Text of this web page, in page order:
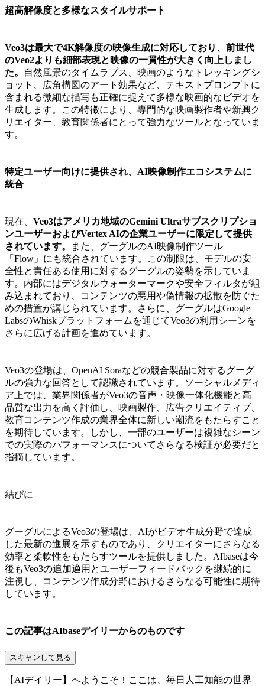
超高解像度と多様なスタイルサポート
Veo3は最大で4K解像度の映像生成に対応しており、前世代
のVeo2よりも細部表現と映像の一貫性が大きく向上しまし
た。
自然風景のタイムラプス、映画のようなトレッキングシ
ョット、広角構図のアート効果など、テキストプロンプトに
含まれる微細な描写も正確に捉えて多様な映画的なビデオを
生成します。この特徴により、専門的な映画製作者や新興ク
リエイター、教育関係者にとって強力なツールとなっていま
す。
特定ユーザー向けに提供され、AI映像制作エコシステムに
統合
現在、 Veo3はアメリカ地域のGemini Ultraサブスクリプショ
ンユーザーおよびVertex AIの企業ユーザーに限定して提供
されています。
また、グーグルのAI映像制作ツール
「Flow」にも統合されています。この制限は、モデルの安
全性と責任ある使用に対するグーグルの姿勢を示していま
す。内部にはデジタルウォーターマークや安全フィルタが組
み込まれており、コンテンツの悪用や偽情報の拡散を防ぐた
めの措置が講じられています。さらに、グーグルはGoogle
LabsのWhiskプラットフォームを通じてVeo3の利用シーンを
さらに広げる計画を進めています。
Veo3の登場は、OpenAI Soraなどの競合製品に対するグーグ
ルの強力な回答として認識されています。ソーシャルメディ
ア上では、業界関係者がVeo3の音声・映像一体化機能と高
品質な出力を高く評価し、映画製作、広告クリエイティブ、
教育コンテンツ作成の業界全体に新しい潮流をもたらすこと
を期待しています。しかし、一部のユーザーは複雑なシーン
での実際のパフォーマンスについてさらなる検証が必要だと
指摘しています。
結びに
グーグルによるVeo3の登場は、AIがビデオ生成分野で達成
した最新の進展を示すものであり、クリエイターにさらなる
効率と柔軟性をもたらすツールを提供しました。AIbaseは今
後もVeo3の追加適用とユーザーフィードバックを継続的に
注視し、コンテンツ作成分野におけるさらなる可能性に期待
しています。
この記事はAIbaseデイリーからのものです
スキャンして見る
【AIデイリー】へようこそ！ここは、毎日人工知能の世界